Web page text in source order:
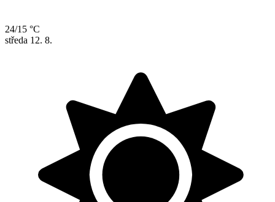
24/15 °C
středa 12. 8.